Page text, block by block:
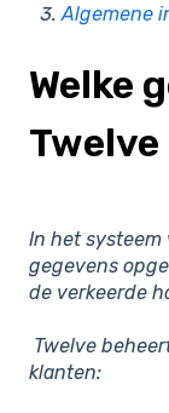
Algemene
Welke
Twelve
In het systeem
gegevens
de verkeerde
Twelve
klanten: